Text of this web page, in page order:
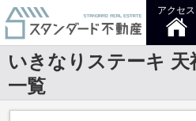
アクセス
いきなりステーキ 天
一覧